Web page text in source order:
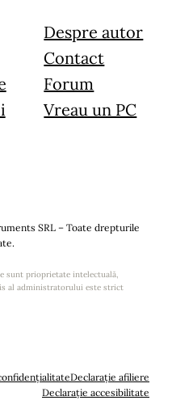
Despre autor
Contact
Forum
Vreau un PC
SRL – Toate drepturile
sunt prioprietate intelectuală,
al administratorului este strict
Declarație afiliere
Declarație accesibilitate